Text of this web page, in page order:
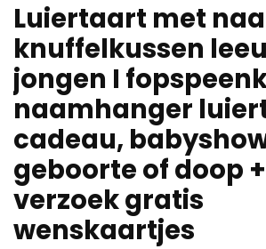
Luiertaart met
knuffelkussen
jongen I
naamhanger
cadeau,
geboorte of doop
verzoek gratis
wenskaartjes